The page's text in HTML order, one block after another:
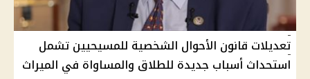
تعديلات قانون الأحوال الشخصية للمسيحيين تشمل
استحداث أسباب جديدة للطلاق والمساواة في الميراث